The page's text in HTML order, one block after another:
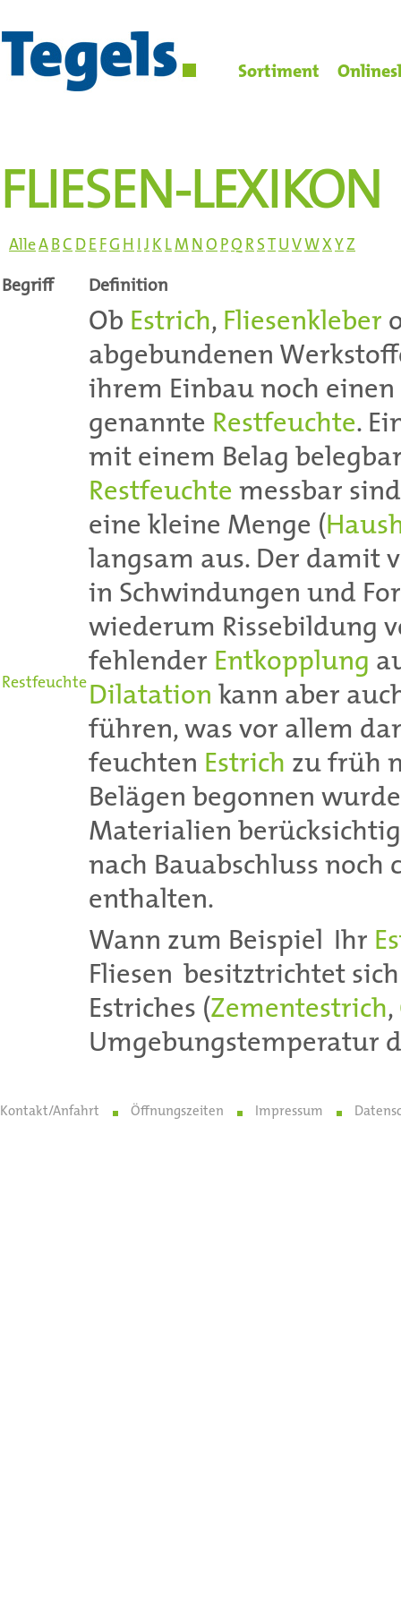
Sortiment
FLIESEN-LEXIKON
AlleA BC D E FG H I J K L M N O PQ R S T U V WXY Z
Begriff Definition
Restfeuchte
Ob Estrich, Fliesenkleber
abgebundenen
ihrem Einbau noch einen
genannte Restfeuchte.
mit einem Belag
Restfeuchte messbar
eine kleine Menge (
langsam aus. Der damit
in Schwindungen und
wiederum Rissebildung
fehlender Entkopplung
Dilatation kann aber
führen, was vor allem
feuchten Estrich zu früh
Belägen begonnen
Materialien
nach Bauabschluss noch
enthalten.
Wann zum Beispiel Ihr
Fliesen besitztrichtet
Estriches (Zementestrich,
Umgebungstemperatur
Kontakt/Anfahrt Öffnungszeiten Impressum